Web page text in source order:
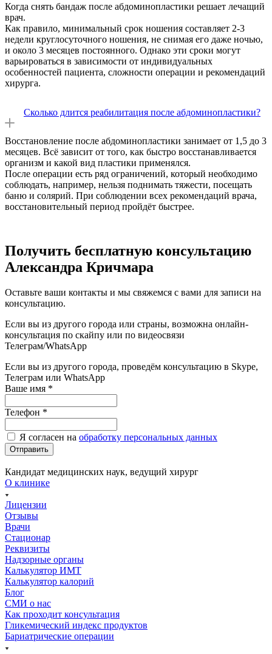
Когда снять бандаж после абдоминопластики решает лечащий
врач.
Как правило, минимальный срок ношения составляет 2-3
недели круглосуточного ношения, не снимая его даже ночью,
и около 3 месяцев постоянного. Однако эти сроки могут
варьироваться в зависимости от индивидуальных
особенностей пациента, сложности операции и рекомендаций
хирурга.
Сколько длится реабилитация после абдоминопластики?
Восстановление после абдоминопластики занимает от 1,5 до 3
месяцев. Всё зависит от того, как быстро восстанавливается
организм и какой вид пластики применялся.
После операции есть ряд ограничений, который необходимо
соблюдать, например, нельзя поднимать тяжести, посещать
баню и солярий. При соблюдении всех рекомендаций врача,
восстановительный период пройдёт быстрее.
Получить бесплатную консультацию
Александра Кричмара
Оставьте ваши контакты и мы свяжемся с вами для записи на
консультацию.
Если вы из другого города или страны, возможна онлайн-
консультация по скайпу или по видеосвязи
Телеграм/WhatsApp
Если вы из другого города, проведём консультацию в Skype,
Телеграм или WhatsApp
Ваше имя *
Телефон *
Я согласен на обработку персональных данных
Кандидат медицинских наук, ведущий хирург
О клинике
Лицензии
Отзывы
Врачи
Стационар
Реквизиты
Надзорные органы
Калькулятор ИМТ
Калькулятор калорий
Блог
СМИ о нас
Как проходит консультация
Гликемический индекс продуктов
Бариатрические операции